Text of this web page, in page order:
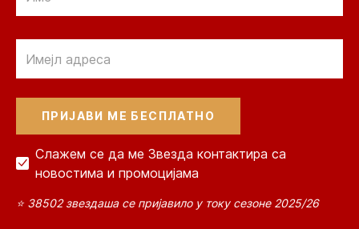
Слажем се да ме Звезда контактира са
новостима и промоцијама
⭐ 38502 звездаша се пријавило у току сезоне 2025/26